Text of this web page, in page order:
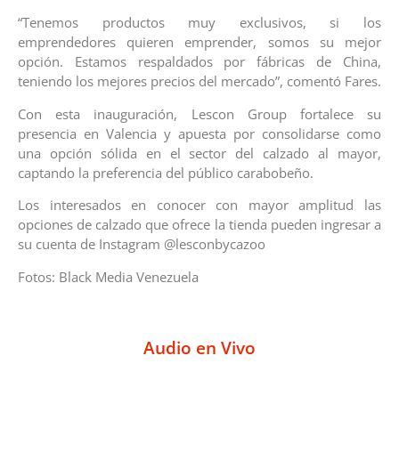
“Tenemos productos muy exclusivos, si los
emprendedores quieren emprender, somos su mejor
opción. Estamos respaldados por fábricas de China,
teniendo los mejores precios del mercado”, comentó Fares.
Con esta inauguración, Lescon Group fortalece su
presencia en Valencia y apuesta por consolidarse como
una opción sólida en el sector del calzado al mayor,
captando la preferencia del público carabobeño.
Los interesados en conocer con mayor amplitud las
opciones de calzado que ofrece la tienda pueden ingresar a
su cuenta de Instagram @lesconbycazoo
Fotos: Black Media Venezuela
Audio en Vivo